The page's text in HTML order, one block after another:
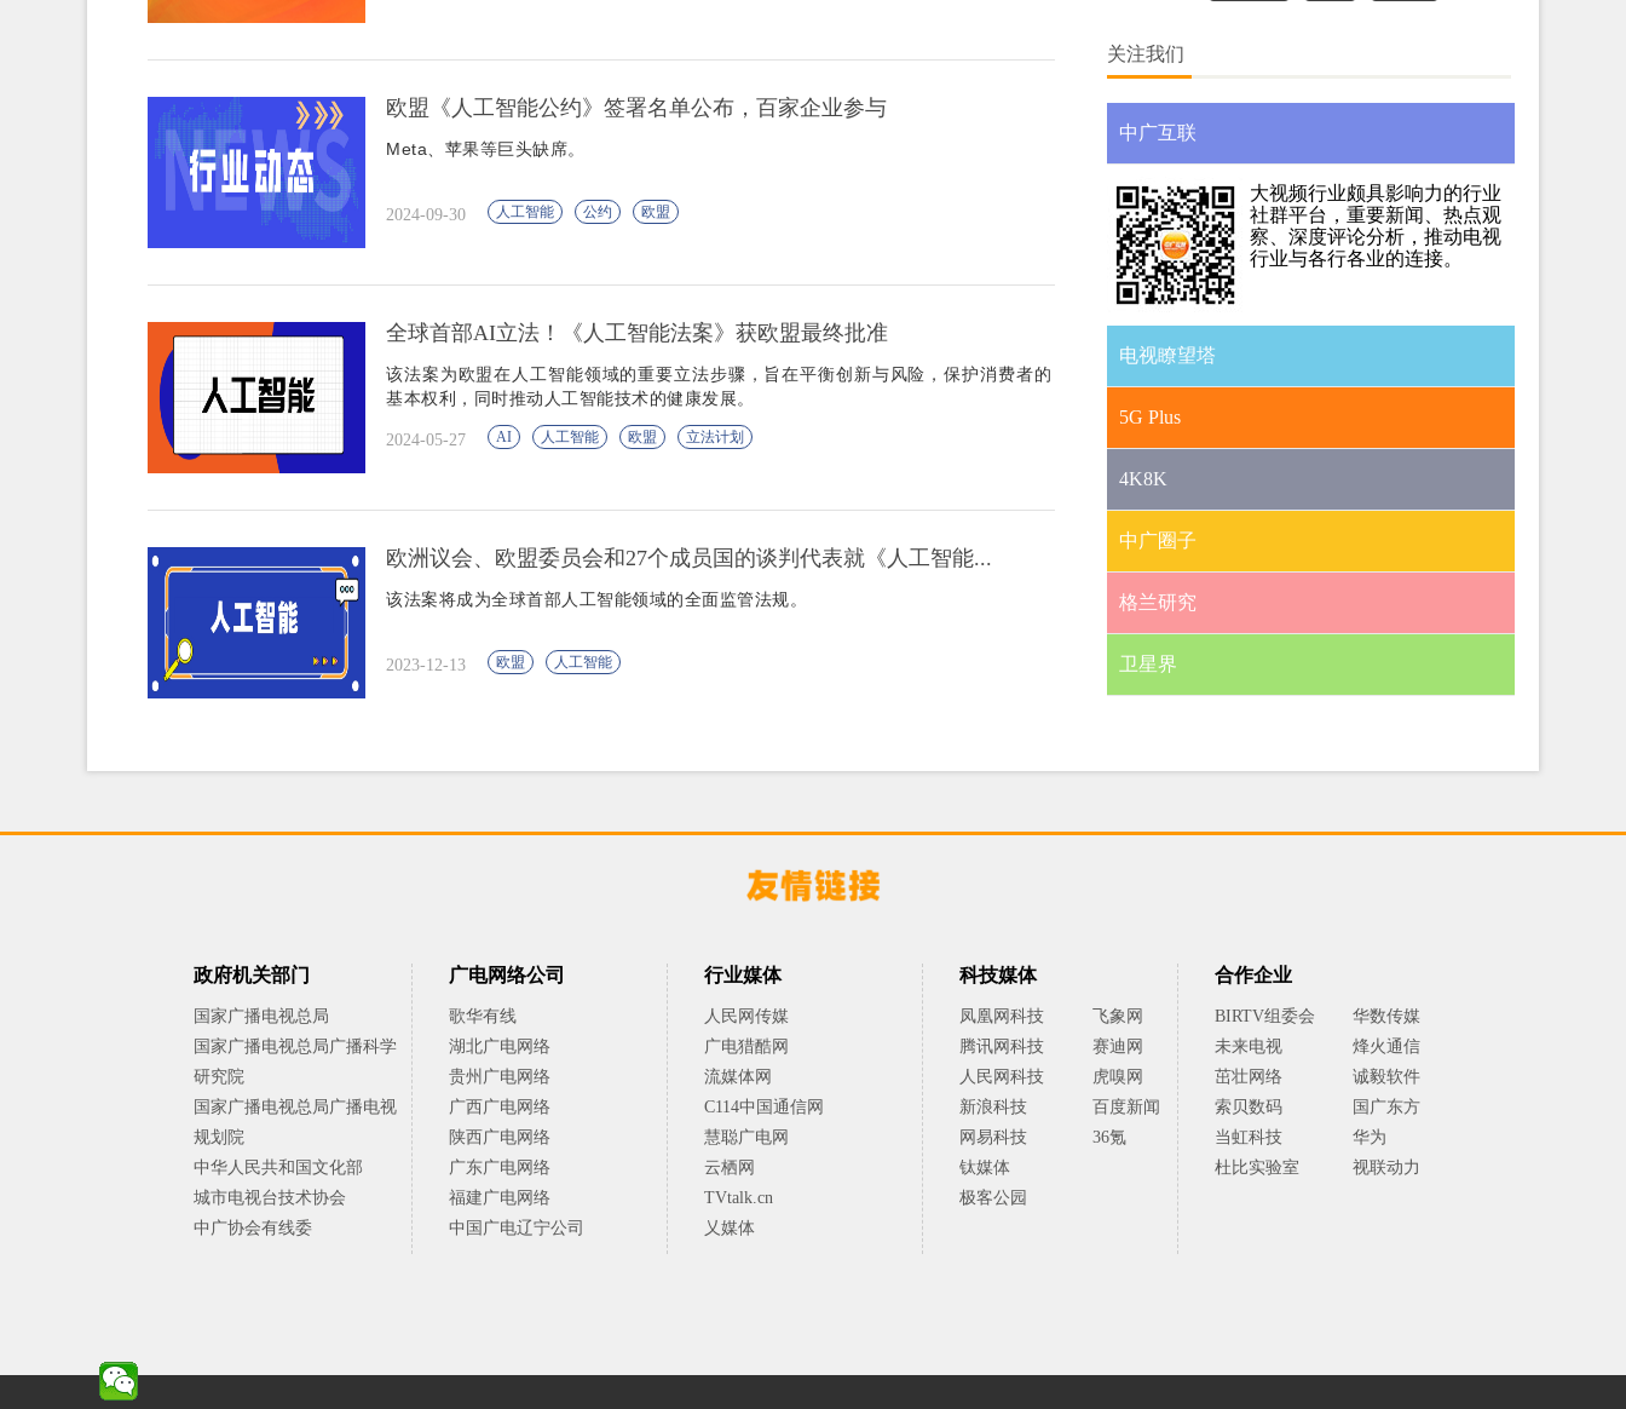
欧盟《人工智能公约》签署名单公布，百家企业参与
Meta、苹果等巨头缺席。
2024-09-30 人工智能 公约 欧盟
全球首部AI立法！《人工智能法案》获欧盟最终批准
该法案为欧盟在人工智能领域的重要立法步骤，旨在平衡创新与风险，保护消费者的
基本权利，同时推动人工智能技术的健康发展。
2024-05-27 AI 人工智能 欧盟 立法计划
欧洲议会、欧盟委员会和27个成员国的谈判代表就《人工智能...
该法案将成为全球首部人工智能领域的全面监管法规。
2023-12-13 欧盟 人工智能
关注我们
中广互联
大视频行业颇具影响力的行业
社群平台，重要新闻、热点观
察、深度评论分析，推动电视
行业与各行各业的连接。
电视瞭望塔
5G Plus
4K8K
中广圈子
格兰研究
卫星界
政府机关部门
国家广播电视总局
国家广播电视总局广播科学
研究院
国家广播电视总局广播电视
规划院
中华人民共和国文化部
城市电视台技术协会
中广协会有线委
广电网络公司
歌华有线
湖北广电网络
贵州广电网络
广西广电网络
陕西广电网络
广东广电网络
福建广电网络
中国广电辽宁公司
行业媒体
人民网传媒
广电猎酷网
流媒体网
C114中国通信网
慧聪广电网
云栖网
TVtalk.cn
乂媒体
科技媒体
凤凰网科技
飞象网
腾讯网科技
赛迪网
人民网科技
虎嗅网
新浪科技
百度新闻
网易科技
36氪
钛媒体
极客公园
合作企业
BIRTV组委会
华数传媒
未来电视
烽火通信
茁壮网络
诚毅软件
索贝数码
国广东方
当虹科技
华为
杜比实验室
视联动力